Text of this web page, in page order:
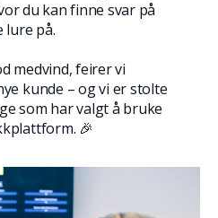
du kan finne svar på
lure på.
medvind, feirer vi
kunde – og vi er stolte
som har valgt å bruke
🎉